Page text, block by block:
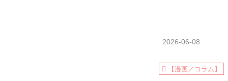
2026-06-08
【漫画／コラム】